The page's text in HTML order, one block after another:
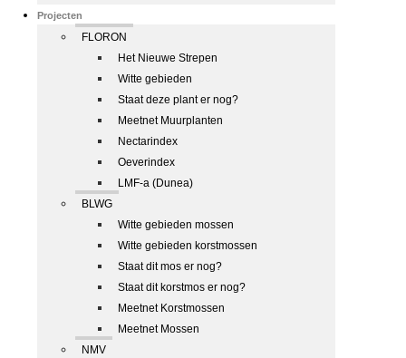
Projecten
FLORON
Het Nieuwe Strepen
Witte gebieden
Staat deze plant er nog?
Meetnet Muurplanten
Nectarindex
Oeverindex
LMF-a (Dunea)
BLWG
Witte gebieden mossen
Witte gebieden korstmossen
Staat dit mos er nog?
Staat dit korstmos er nog?
Meetnet Korstmossen
Meetnet Mossen
NMV